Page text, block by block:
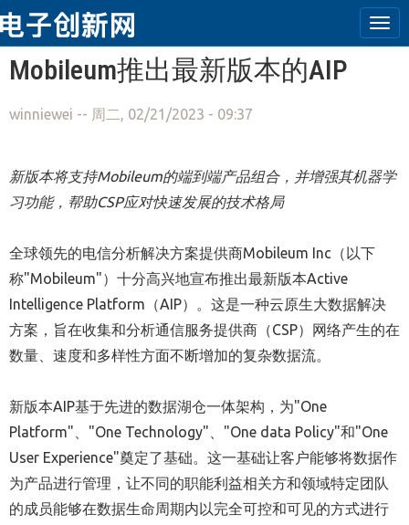
跳转到主要内容
Mobileum推出最新版本的AIP
winniewei -- 周二, 02/21/2023 - 09:37
新版本将支持Mobileum的端到端产品组合，并增强其机器学
习功能，帮助CSP应对快速发展的技术格局
全球领先的电信分析解决方案提供商Mobileum Inc（以下
称"Mobileum"）十分高兴地宣布推出最新版本Active
Intelligence Platform（AIP）。这是一种云原生大数据解决
方案，旨在收集和分析通信服务提供商（CSP）网络产生的在
数量、速度和多样性方面不断增加的复杂数据流。
新版本AIP基于先进的数据湖仓一体架构，为"One
Platform"、"One Technology"、"One data Policy"和"One
User Experience"奠定了基础。这一基础让客户能够将数据作
为产品进行管理，让不同的职能利益相关方和领域特定团队
的成员能够在数据生命周期内以完全可控和可见的方式进行